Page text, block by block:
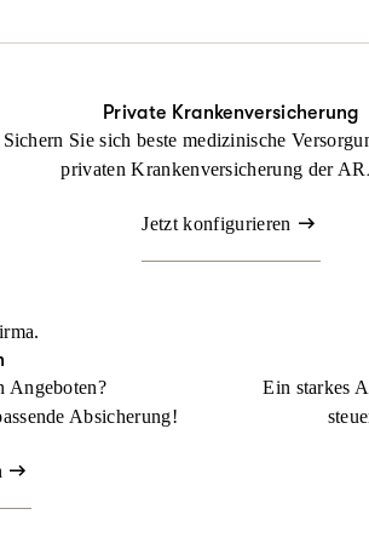
Beraten lassen
Private Krankenversicherung
Sichern Sie sich beste medizinische
privaten Krankenversicherung der
Jetzt konfigurieren
Angeboten?
Absicherung!
Ein starkes